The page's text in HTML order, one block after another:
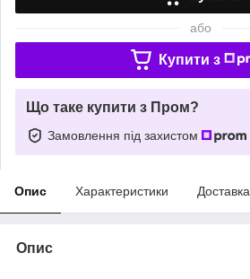
або
Купити з
Що таке купити з Пром?
Замовлення під захистом
Опис Характеристики Доставка
Опис